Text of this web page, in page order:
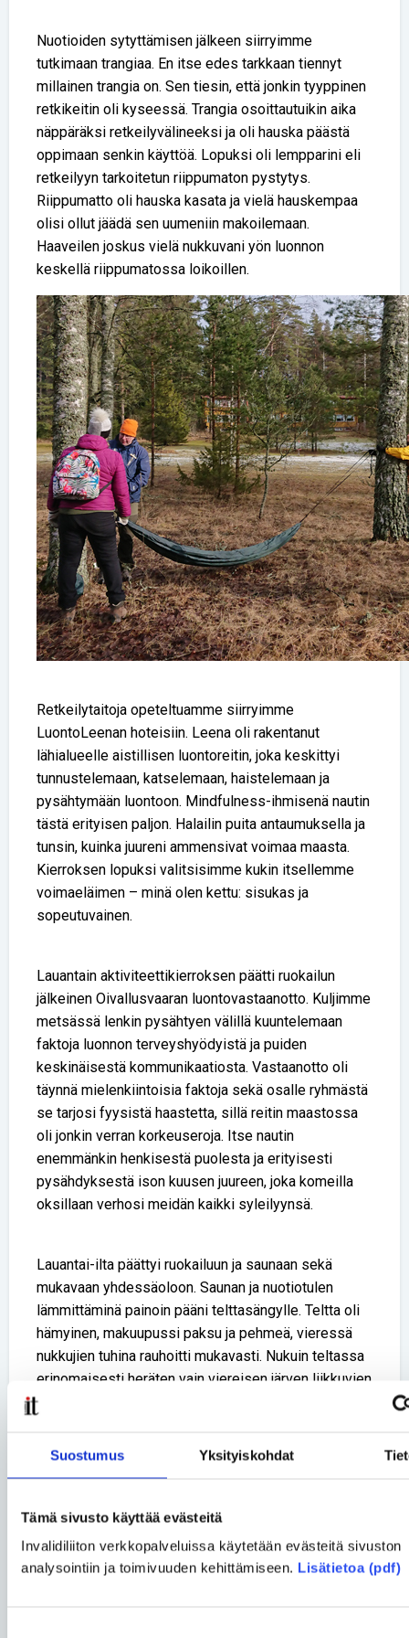
Suostumus Yksityiskohdat
Tämä sivusto käyttää evästeitä
Invalidiliiton verkkopalveluissa käytetään evästeitä sivuston
analysointiin ja toimivuuden kehittämiseen. Lisätietoa (pdf)
Nuotioiden sytyttämisen jälkeen siirryimme
tutkimaan trangiaa. En itse edes tarkkaan tiennyt
millainen trangia on. Sen tiesin, että jonkin tyyppinen
retkikeitin oli kyseessä. Trangia osoittautuikin aika
näppäräksi retkeilyvälineeksi ja oli hauska päästä
oppimaan senkin käyttöä. Lopuksi oli lempparini eli
retkeilyyn tarkoitetun riippumaton pystytys.
Riippumatto oli hauska kasata ja vielä hauskempaa
olisi ollut jäädä sen uumeniin makoilemaan.
Haaveilen joskus vielä nukkuvani yön luonnon
keskellä riippumatossa loikoillen.
Retkeilytaitoja opeteltuamme siirryimme
LuontoLeenan hoteisiin. Leena oli rakentanut
lähialueelle aistillisen luontoreitin, joka keskittyi
tunnustelemaan, katselemaan, haistelemaan ja
pysähtymään luontoon. Mindfulness-ihmisenä nautin
tästä erityisen paljon. Halailin puita antaumuksella ja
tunsin, kuinka juureni ammensivat voimaa maasta.
Kierroksen lopuksi valitsisimme kukin itsellemme
voimaeläimen – minä olen kettu: sisukas ja
sopeutuvainen.
Lauantain aktiviteettikierroksen päätti ruokailun
jälkeinen Oivallusvaaran luontovastaanotto. Kuljimme
metsässä lenkin pysähtyen välillä kuuntelemaan
faktoja luonnon terveyshyödyistä ja puiden
keskinäisestä kommunikaatiosta. Vastaanotto oli
täynnä mielenkiintoisia faktoja sekä osalle ryhmästä
se tarjosi fyysistä haastetta, sillä reitin maastossa
oli jonkin verran korkeuseroja. Itse nautin
enemmänkin henkisestä puolesta ja erityisesti
pysähdyksestä ison kuusen juureen, joka komeilla
oksillaan verhosi meidän kaikki syleilyynsä.
Lauantai-ilta päättyi ruokailuun ja saunaan sekä
mukavaan yhdessäoloon. Saunan ja nuotiotulen
lämmittäminä painoin pääni telttasängylle. Teltta oli
hämyinen, makuupussi paksu ja pehmeä, vieressä
nukkujien tuhina rauhoitti mukavasti. Nukuin teltassa
erinomaisesti heräten vain viereisen järven liikkuvien
jäiden jylisevään lauluun, joka kajahteli satunnaisesti
Sunnuntai tuli nopeasti. Onneksemme saimme
sunnuntaina vielä viettää tovin yhdessä ja viimeisenä
päivänä oli luvassa vielä yksi aktiviteetti kullekin
ryhmälle. Oma sunnuntaiaktiviteettimme oli
suunnistus. Reitti oli selkeä ja kokemus hauska.